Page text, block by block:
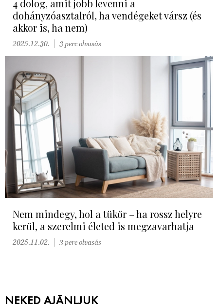
4 dolog, amit jobb levenni a
dohányzóasztalról, ha vendégeket vársz (és
akkor is, ha nem)
2025.12.30. 3 perc olvasás
Nem mindegy, hol a tükör – ha rossz helyre
kerül, a szerelmi életed is megzavarhatja
2025.11.02. 3 perc olvasás
NEKED AJÁNLJUK